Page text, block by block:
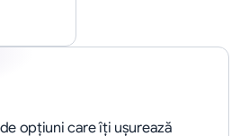
opțiuni care îți ușurează